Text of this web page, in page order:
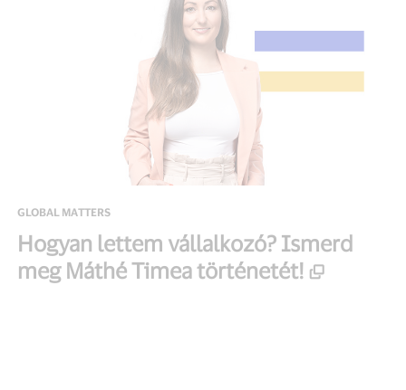
GLOBAL MATTERS
Hogyan lettem vállalkozó? Ismerd
meg Máthé Timea történetét!